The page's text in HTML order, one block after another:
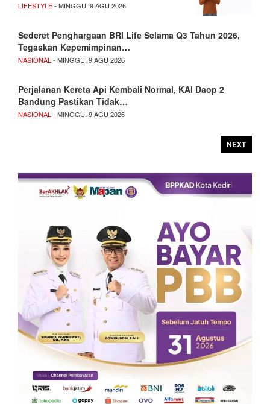
LIFESTYLE- MINGGU, 9 AGU 2026
Sederet Penghargaan BRI Life Selama Q3 Tahun 2026,
Tegaskan Kepemimpinan…
NASIONAL- MINGGU, 9 AGU 2026
Perjalanan Kereta Api Kembali Normal, KAI Daop 2
Bandung Pastikan Tidak…
NASIONAL- MINGGU, 9 AGU 2026
NEXT